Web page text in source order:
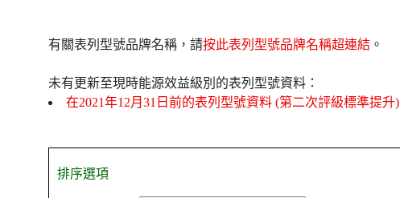
有關表列型號品牌名稱，請按此表列型號品牌名稱超連結 。
未有更新至現時能源效益級別的表列型號資料：
在2021年12月31日前的表列型號資料 (第二次評級標準提升)
排序選項